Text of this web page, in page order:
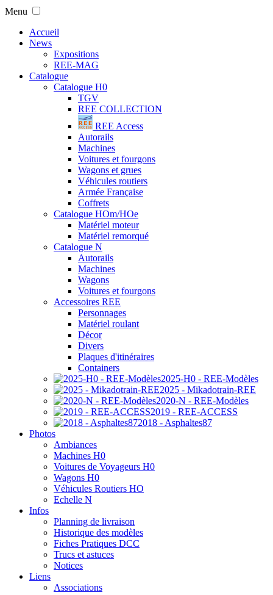
Menu
Accueil
News
Expositions
REE-MAG
Catalogue
Catalogue H0
TGV
REE COLLECTION
REE Access
Autorails
Machines
Voitures et fourgons
Wagons et grues
Véhicules routiers
Armée Française
Coffrets
Catalogue HOm/HOe
Matériel moteur
Matériel remorqué
Catalogue N
Autorails
Machines
Wagons
Voitures et fourgons
Accessoires REE
Personnages
Matériel roulant
Décor
Divers
Plaques d'itinéraires
Containers
2025-H0 - REE-Modèles
2025 - Mikadotrain-REE
2020-N - REE-Modèles
2019 - REE-ACCESS
2018 - Asphaltes87
Photos
Ambiances
Machines H0
Voitures de Voyageurs H0
Wagons H0
Véhicules Routiers HO
Echelle N
Infos
Planning de livraison
Historique des modèles
Fiches Pratiques DCC
Trucs et astuces
Notices
Liens
Associations